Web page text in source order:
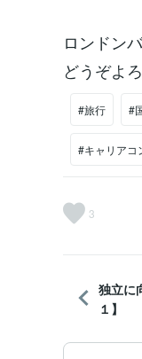
ロンドン
どうぞよ
#旅行 #
#キャリアコ
3
独立に
１】